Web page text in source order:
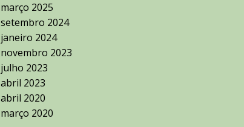
março 2025
setembro 2024
janeiro 2024
novembro 2023
julho 2023
abril 2023
abril 2020
março 2020